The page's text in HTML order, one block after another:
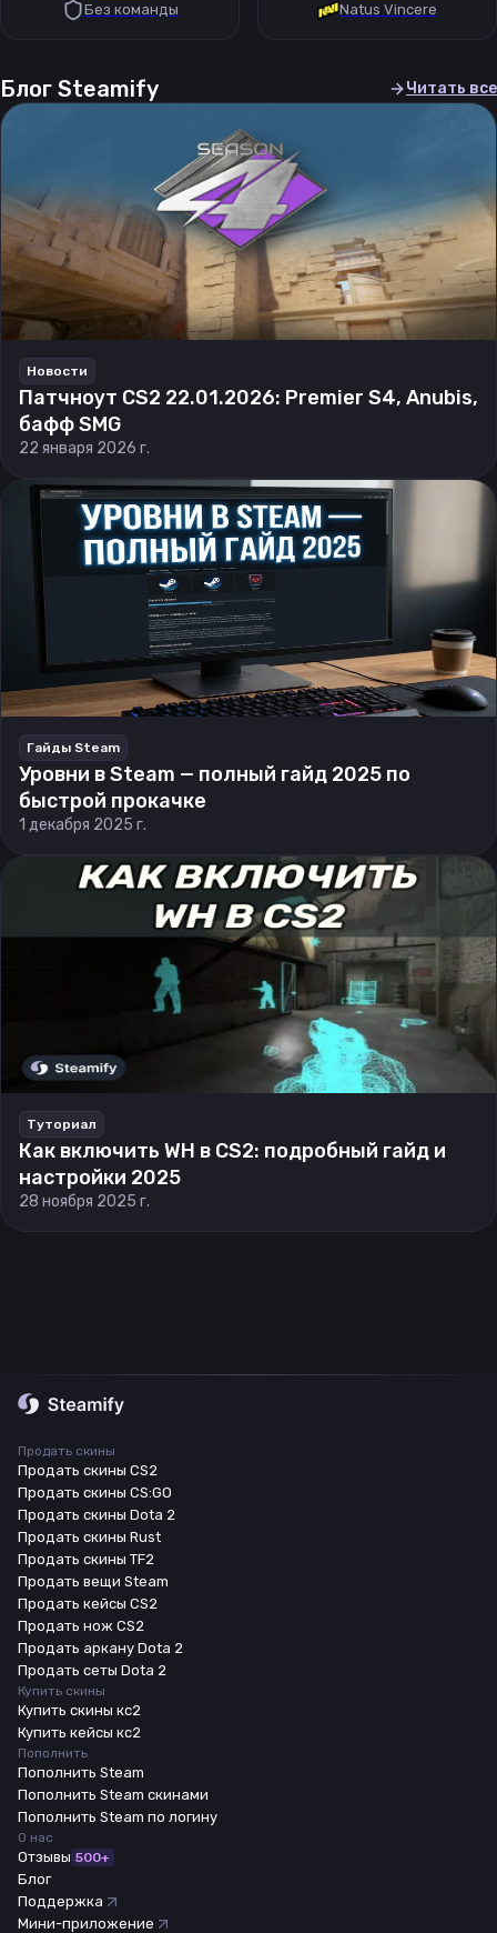
Без команды Natus Vincere
Блог Steamify Читать все
Новости
Патчноут CS2 22.01.2026: Premier S4, Anubis,
бафф SMG
22 января 2026 г.
Гайды Steam
Уровни в Steam — полный гайд 2025 по
быстрой прокачке
1 декабря 2025 г.
Туториал
Как включить WH в CS2: подробный гайд и
настройки 2025
28 ноября 2025 г.
Продать скины
Продать скины CS2
Продать скины CS:GO
Продать скины Dota 2
Продать скины Rust
Продать скины TF2
Продать вещи Steam
Продать кейсы CS2
Продать нож CS2
Продать аркану Dota 2
Продать сеты Dota 2
Купить скины
Купить скины кс2
Купить кейсы кс2
Пополнить
Пополнить Steam
Пополнить Steam скинами
Пополнить Steam по логину
О нас
Отзывы 500+
Блог
Поддержка
Мини-приложение